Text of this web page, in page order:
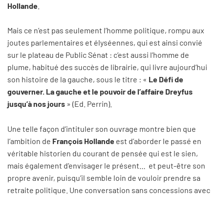
Hollande
Mais ce n’est pas seulement l’homme politique, rompu aux
joutes parlementaires et élyséennes, qui est ainsi convié
sur le plateau de Public Sénat : c’est aussi l’homme de
plume, habitué des succès de librairie, qui livre aujourd’hui
son histoire de la gauche, sous le titre : « Le Défi de
gouverner. La gauche et le pouvoir de l’affaire Dreyfus
jusqu’à nos jours » (Ed. Perrin).
Une telle façon d’intituler son ouvrage montre bien que
l’ambition de François Hollande est d’aborder le passé en
véritable historien du courant de pensée qui est le sien,
mais également d’envisager le présent… et peut-être son
propre avenir, puisqu’il semble loin de vouloir prendre sa
retraite politique. Une conversation sans concessions avec